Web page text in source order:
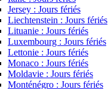
Jersey : Jours fériés
Liechtenstein : Jours fériés
Lituanie : Jours fériés
Luxembourg : Jours fériés
Lettonie : Jours fériés
Monaco : Jours fériés
Moldavie : Jours fériés
Monténégro : Jours fériés